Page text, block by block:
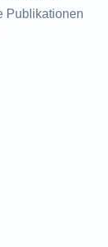
Publikationen